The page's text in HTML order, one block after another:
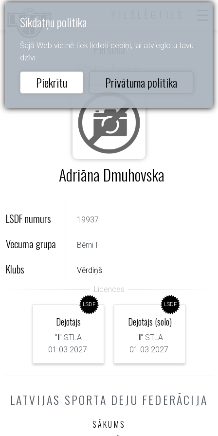
Sīkdatņu politika
Šajā Web vietnē tiek lietoti cepiņi, lai atvieglotu tavu
dzīvi.
Piekrītu Privātuma politika
Persona
Adriāna Dmuhovska
LSDF numurs 19937
Vecuma grupa Bērni I
Klubs Vērdiņš
LSDF
Dejotājs
"I" STLA
01.03.2027.
LSDF
Dejotājs (solo)
"I" STLA
01.03.2027.
LATVIJAS SPORTA DEJU FEDERĀCIJA
SĀKUMS